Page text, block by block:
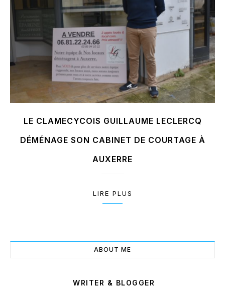
LE CLAMECYCOIS GUILLAUME LECLERCQ
DÉMÉNAGE SON CABINET DE COURTAGE À
AUXERRE
LIRE PLUS
ABOUT ME
WRITER & BLOGGER